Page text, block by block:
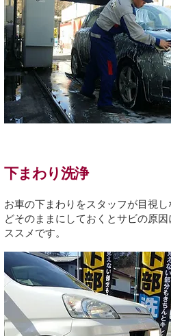
下まわり洗浄
お車の下まわりをスタッフが目視
どそのままにしておくとサビの原
ススメです。